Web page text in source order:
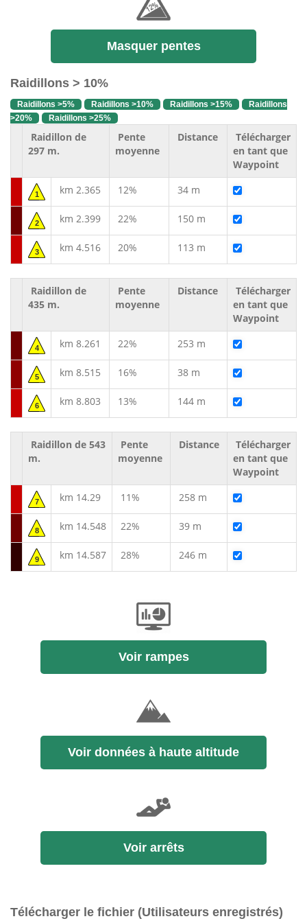
Masquer pentes
Raidillons > 10%
Raidillons >5% Raidillons >10% Raidillons >15%
Raidillons
>20%
Raidillons >25%
Raidillon de
297 m.
Pente
moyenne
Distance
Télécharger
en tant que
Waypoint
1 km 2.365 12% 34 m
2 km 2.399 22% 150 m
3 km 4.516 20% 113 m
Raidillon de
435 m.
Pente
moyenne
Distance
Télécharger
en tant que
Waypoint
4 km 8.261 22% 253 m
5 km 8.515 16% 38 m
6 km 8.803 13% 144 m
Raidillon de 543
m.
Pente
moyenne
Distance
Télécharger
en tant que
Waypoint
7 km 14.29 11% 258 m
8 km 14.548 22% 39 m
9 km 14.587 28% 246 m
Voir rampes
Voir données à haute altitude
Voir arrêts
Télécharger le fichier (Utilisateurs enregistrés)